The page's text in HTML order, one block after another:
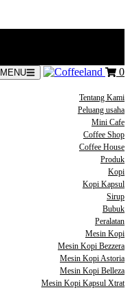
MENU 0
Tentang Kami
Peluang usaha
Mini Cafe
Coffee Shop
Coffee House
Produk
Kopi
Kopi Kapsul
Sirup
Bubuk
Peralatan
Mesin Kopi
Mesin Kopi Bezzera
Mesin Kopi Astoria
Mesin Kopi Belleza
Mesin Kopi Kapsul Xtrat